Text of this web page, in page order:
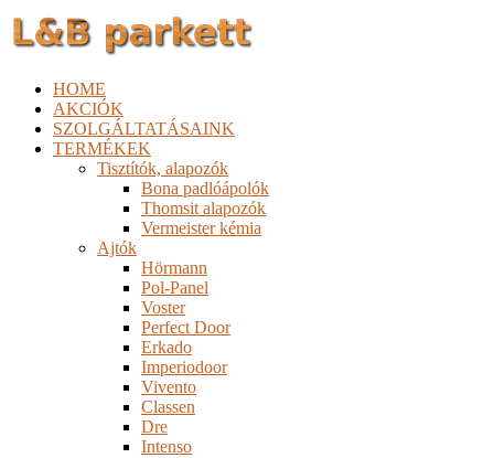
HOME
AKCIÓK
SZOLGÁLTATÁSAINK
TERMÉKEK
Tisztítók, alapozók
Bona padlóápolók
Thomsit alapozók
Vermeister kémia
Ajtók
Hörmann
Pol-Panel
Voster
Perfect Door
Erkado
Imperiodoor
Vivento
Classen
Dre
Intenso